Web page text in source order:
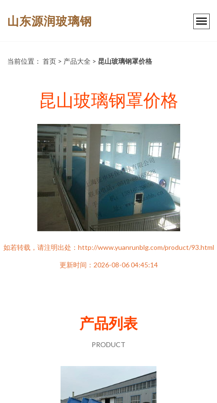
山东源润玻璃钢
当前位置： 首页 > 产品大全 > 昆山玻璃钢罩价格
昆山玻璃钢罩价格
如若转载，请注明出处：http://www.yuanrunblg.com/product/93.html
更新时间：2026-08-06 04:45:14
产品列表
PRODUCT